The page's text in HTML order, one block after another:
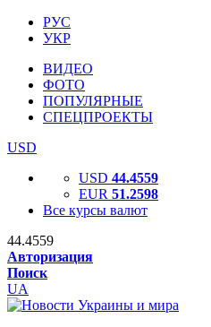
РУС
УКР
ВИДЕО
ФОТО
ПОПУЛЯРНЫЕ
СПЕЦПРОЕКТЫ
USD
USD 44.4559
EUR 51.2598
Все курсы валют
44.4559
Авторизация
Поиск
UA